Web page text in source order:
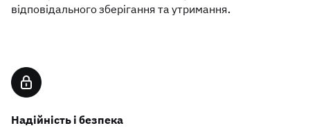
відповідального зберігання та утримання.
Надійність і безпека